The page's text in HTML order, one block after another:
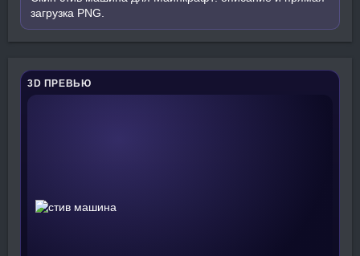
загрузка PNG.
3D ПРЕВЬЮ